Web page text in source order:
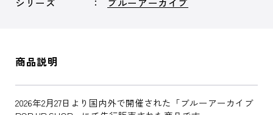
シリーズ
ブルーアーカイブ
商品説明
2026年2月27日より国内外で開催された「ブルーアーカイブ